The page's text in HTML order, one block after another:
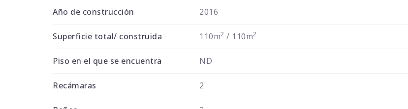
Año de construcción 2016
Superficie total/ construida 110m2 / 110m2
Piso en el que se encuentra ND
Recámaras 2